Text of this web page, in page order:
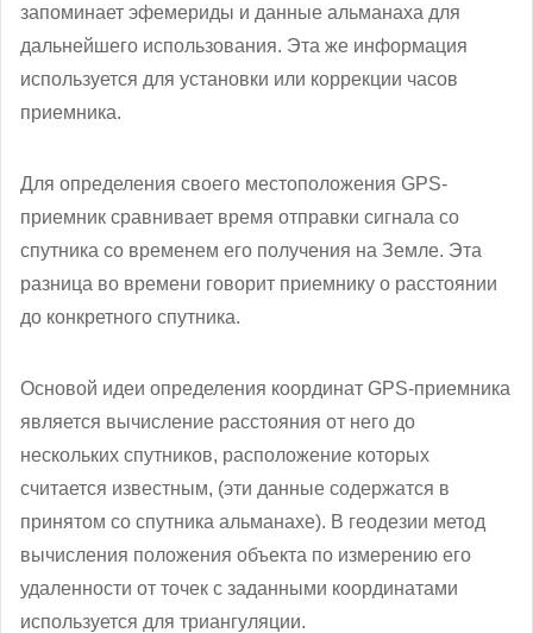
запоминает эфемериды и данные альманаха для
дальнейшего использования. Эта же информация
используется для установки или коррекции часов
приемника.
Для определения своего местоположения GPS-
приемник сравнивает время отправки сигнала со
спутника со временем его получения на Земле. Эта
разница во времени говорит приемнику о расстоянии
до конкретного спутника.
Основой идеи определения координат GPS-приемника
является вычисление расстояния от него до
нескольких спутников, расположение которых
считается известным, (эти данные содержатся в
принятом со спутника альманахе). В геодезии метод
вычисления положения объекта по измерению его
удаленности от точек с заданными координатами
используется для триангуляции.